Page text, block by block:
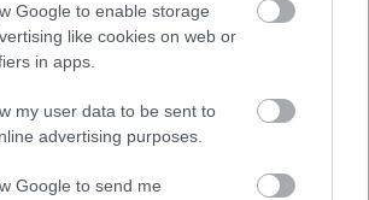
Google to enable storage
like cookies on web or
in apps.
my user data to be sent to
advertising purposes.
Google to send me
neomulīgi palika!” Sēņotāja
ļoti biedējošu vietu
četrus augļus ar kuru ēšanu
vecuma nevajadzētu pārlieku
Ziņot